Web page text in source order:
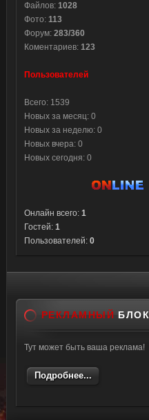
Файлов: 1028
Фото: 113
Форум: 283/360
Коментариев: 123
Пользователей
Всего: 1539
Новых за месяц: 0
Новых за неделю: 0
Новых вчера: 0
Новых сегодня: 0
Онлайн всего: 1
Гостей: 1
Пользователей: 0
РЕКЛАМНЫЙ БЛОК
Тут может быть ваша реклама!
Подробнее...